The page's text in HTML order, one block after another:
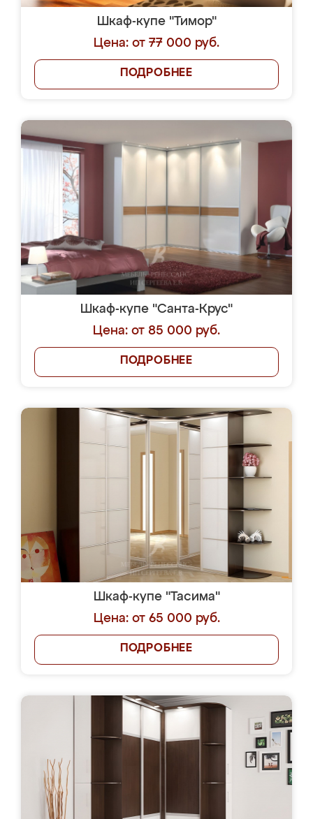
Шкаф-купе "Тимор"
Цена: от 77 000 руб.
ПОДРОБНЕЕ
Шкаф-купе "Санта-Крус"
Цена: от 85 000 руб.
ПОДРОБНЕЕ
Шкаф-купе "Тасима"
Цена: от 65 000 руб.
ПОДРОБНЕЕ